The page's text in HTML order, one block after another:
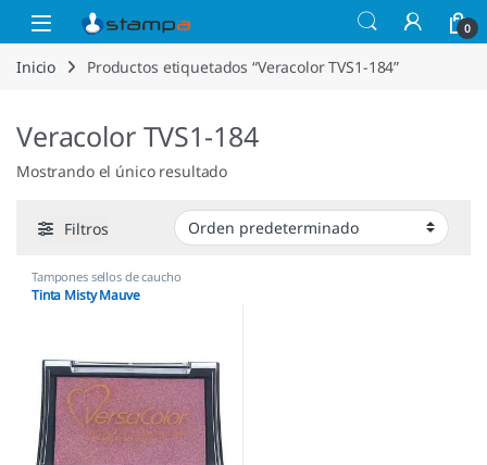
Saltar a la navegación
Saltar al contenido
Open 0
Inicio Productos etiquetados “Veracolor TVS1-184”
Veracolor TVS1-184
Mostrando el único resultado
Filtros
Tampones sellos de caucho
Tinta Misty Mauve